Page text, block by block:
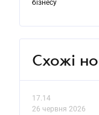
бізнесу
Схожі
17.14
26 червня 2026